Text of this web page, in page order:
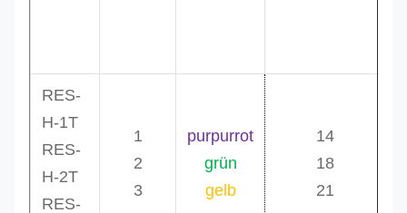
RES-
H-1T
RES-
H-2T
RES-
1
2
3
purpurrot
grün
gelb
14
18
21